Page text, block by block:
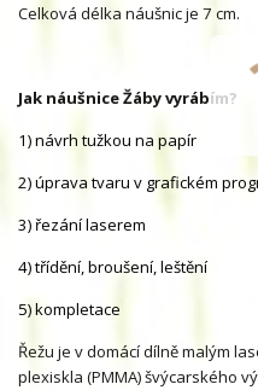
Celková délka náušnic je 7 cm.
Jak náušnice Žáby vyrábím?
1) návrh tužkou na papír
2) úprava tvaru v grafickém
3) řezání laserem
4) třídění, broušení, leštění
5) kompletace
Řežu je v domácí dílně malým
plexiskla (PMMA) švýcarského